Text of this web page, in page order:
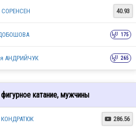
40.93
175
АНДРИЙЧУК 265
катание, мужчины
КОНДРАТЮК  286.56